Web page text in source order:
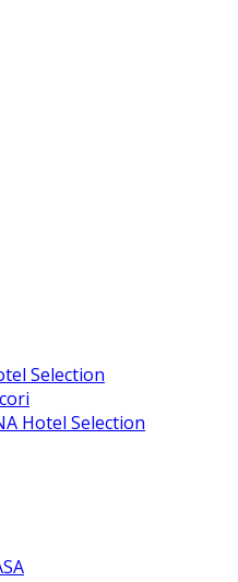
Selection
Hotel Selection